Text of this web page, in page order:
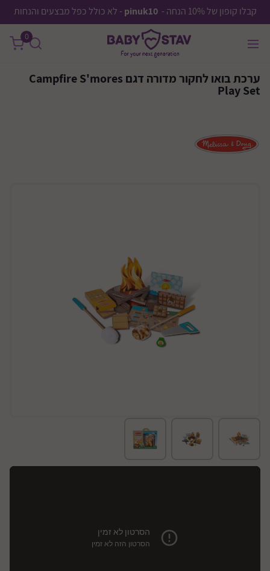
קבלו קופון של 10% הנחה - pinuk10 - לא כולל כפל מבצעים והנחות
0
ערכת בואו לחקור מדורה דגם Campfire S'mores
Play Set